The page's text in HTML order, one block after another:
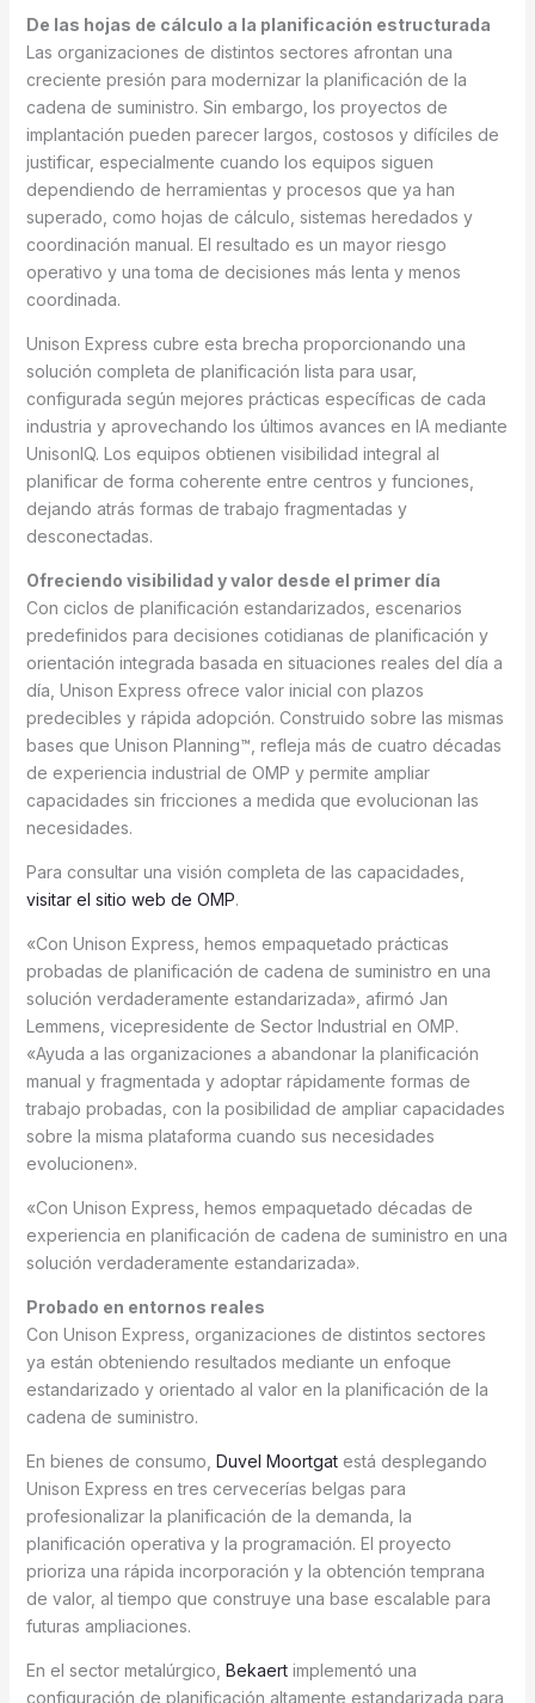
De las hojas de cálculo a la planificación estructurada
Las organizaciones de distintos sectores afrontan una
creciente presión para modernizar la planificación de la
cadena de suministro. Sin embargo, los proyectos de
implantación pueden parecer largos, costosos y difíciles de
justificar, especialmente cuando los equipos siguen
dependiendo de herramientas y procesos que ya han
superado, como hojas de cálculo, sistemas heredados y
coordinación manual. El resultado es un mayor riesgo
operativo y una toma de decisiones más lenta y menos
coordinada.
Unison Express cubre esta brecha proporcionando una
solución completa de planificación lista para usar,
configurada según mejores prácticas específicas de cada
industria y aprovechando los últimos avances en IA mediante
UnisonIQ. Los equipos obtienen visibilidad integral al
planificar de forma coherente entre centros y funciones,
dejando atrás formas de trabajo fragmentadas y
desconectadas.
Ofreciendo visibilidad y valor desde el primer día
Con ciclos de planificación estandarizados, escenarios
predefinidos para decisiones cotidianas de planificación y
orientación integrada basada en situaciones reales del día a
día, Unison Express ofrece valor inicial con plazos
predecibles y rápida adopción. Construido sobre las mismas
bases que Unison Planning™, refleja más de cuatro décadas
de experiencia industrial de OMP y permite ampliar
capacidades sin fricciones a medida que evolucionan las
necesidades.
Para consultar una visión completa de las capacidades,
visitar el sitio web de OMP.
«Con Unison Express, hemos empaquetado prácticas
probadas de planificación de cadena de suministro en una
solución verdaderamente estandarizada», afirmó Jan
Lemmens, vicepresidente de Sector Industrial en OMP.
«Ayuda a las organizaciones a abandonar la planificación
manual y fragmentada y adoptar rápidamente formas de
trabajo probadas, con la posibilidad de ampliar capacidades
sobre la misma plataforma cuando sus necesidades
evolucionen».
«Con Unison Express, hemos empaquetado décadas de
experiencia en planificación de cadena de suministro en una
solución verdaderamente estandarizada».
Probado en entornos reales
Con Unison Express, organizaciones de distintos sectores
ya están obteniendo resultados mediante un enfoque
estandarizado y orientado al valor en la planificación de la
cadena de suministro.
En bienes de consumo, Duvel Moortgatestá desplegando
Unison Express en tres cervecerías belgas para
profesionalizar la planificación de la demanda, la
planificación operativa y la programación. El proyecto
prioriza una rápida incorporación y la obtención temprana
de valor, al tiempo que construye una base escalable para
futuras ampliaciones.
En el sector metalúrgico, Bekaertimplementó una
configuración de planificación altamente estandarizada para